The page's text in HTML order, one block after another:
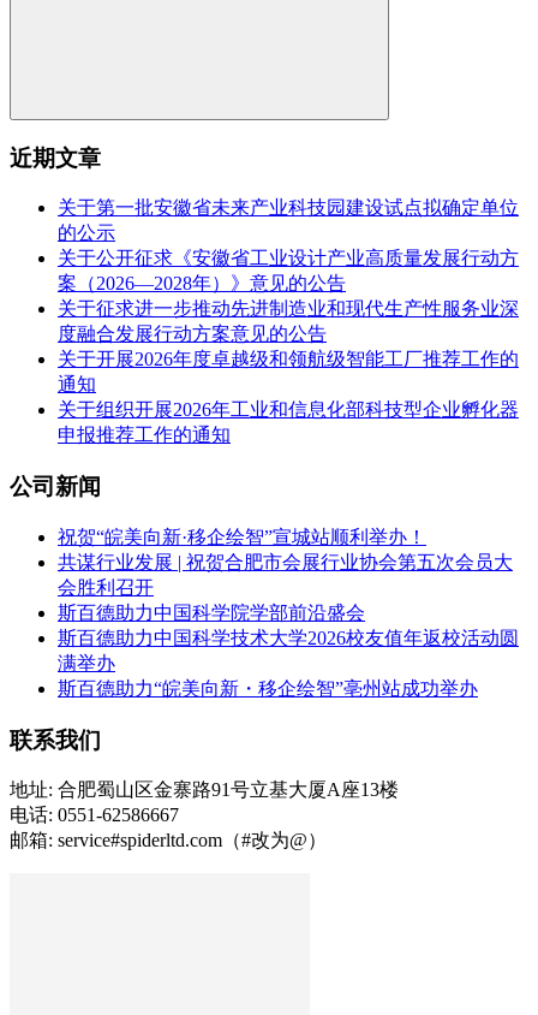
近期文章
关于第一批安徽省未来产业科技园建设试点拟确定单位
的公示
关于公开征求《安徽省工业设计产业高质量发展行动方
案（2026—2028年）》意见的公告
关于征求进一步推动先进制造业和现代生产性服务业深
度融合发展行动方案意见的公告
关于开展2026年度卓越级和领航级智能工厂推荐工作的
通知
关于组织开展2026年工业和信息化部科技型企业孵化器
申报推荐工作的通知
公司新闻
祝贺“皖美向新·移企绘智”宣城站顺利举办！
共谋行业发展 | 祝贺合肥市会展行业协会第五次会员大
会胜利召开
斯百德助力中国科学院学部前沿盛会
斯百德助力中国科学技术大学2026校友值年返校活动圆
满举办
斯百德助力“皖美向新・移企绘智”亳州站成功举办
联系我们
地址: 合肥蜀山区金寨路91号立基大厦A座13楼
电话: 0551-62586667
邮箱: service#spiderltd.com（#改为@）